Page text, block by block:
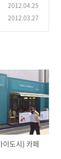
2012.04.25
2012.03.27
이도시) 카페